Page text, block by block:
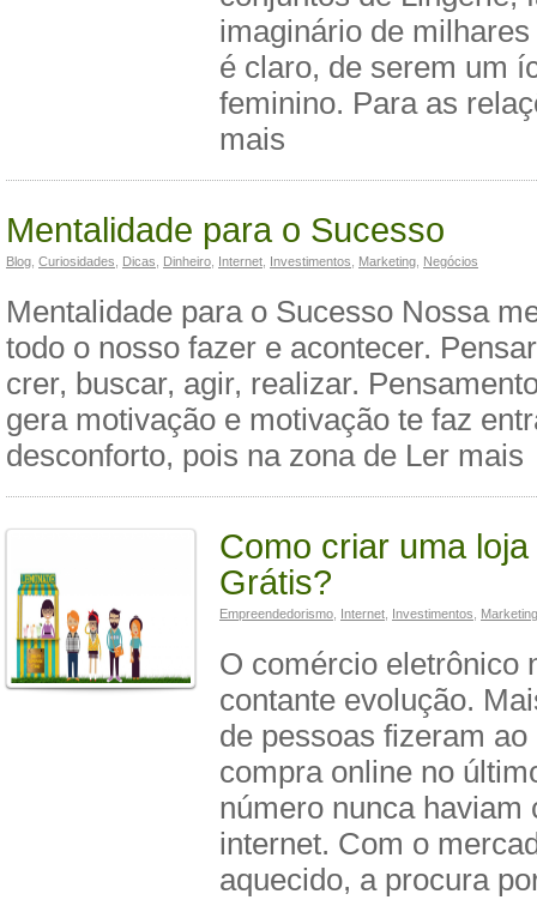
imaginário de
é claro, de serem um
feminino. Para as
mais
Mentalidade para o Sucesso
Blog Curiosidades Dicas Dinheiro Internet Investimentos Marketing Negócios
Mentalidade para o Sucesso Nossa
todo o nosso fazer e acontecer.
crer, buscar, agir, realizar.
gera motivação e motivação te faz
desconforto, pois na zona de Ler mais
Como criar uma
Grátis?
Empreendedorismo Internet Investimentos Marketing
O comércio eletrônico
contante evolução.
de pessoas fizeram
compra online no
número nunca haviam
internet. Com o
aquecido, a procura